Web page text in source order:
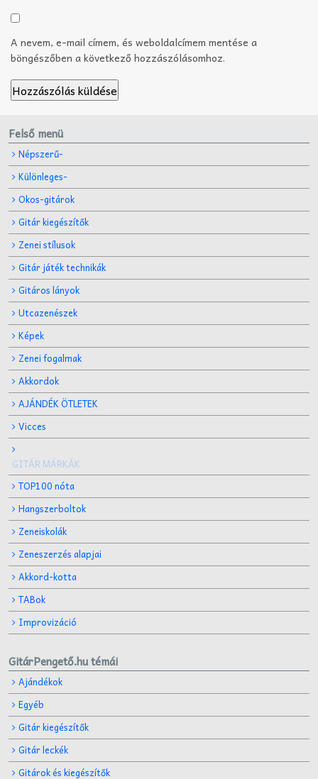
A nevem, e-mail címem, és weboldalcímem mentése a
böngészőben a következő hozzászólásomhoz.
Felső menü
Népszerű-
Különleges-
Okos-gitárok
Gitár kiegészítők
Zenei stílusok
Gitár játék technikák
Gitáros lányok
Utcazenészek
Képek
Zenei fogalmak
Akkordok
AJÁNDÉK ÖTLETEK
Vicces
GITÁR MÁRKÁK
TOP100 nóta
Hangszerboltok
Zeneiskolák
Zeneszerzés alapjai
Akkord-kotta
TABok
Improvizáció
GitárPengető.hu témái
Ajándékok
Egyéb
Gitár kiegészítők
Gitár leckék
Gitárok és kiegészítők